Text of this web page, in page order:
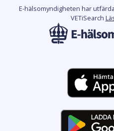
E-hälsomyndigheten har
VETiSearch